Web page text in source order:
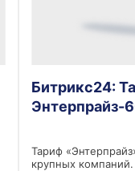
Битрикс24:
Энтерпрайз-
Тариф
крупных компаний.